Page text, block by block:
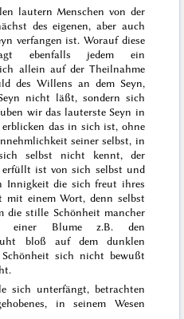
lautern Menschen von der
des eigenen, aber auch
verfangen ist. Worauf diese
ebenfalls jedem ein
allein auf der Theilnahme
des Willens an dem Seyn,
nicht läßt, sondern sich
wir das lauterste Seyn in
das in sich ist, ohne
seiner selbst, in
selbst nicht kennt, der
erfüllt ist von sich selbst und
Innigkeit die sich freut ihres
mit einem Wort, denn selbst
die stille Schönheit mancher
einer Blume z.B. den
bloß auf dem dunklen
sich nicht bewußt
sich unterfängt, betrachten
, in seinem Wesen